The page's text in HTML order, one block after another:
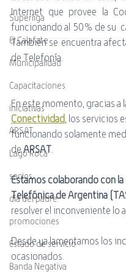
Superliga
El Calafate
Municipalidad
Capacitaciones
iniciativas
ARSAT
Lago Roca
socios
día del padre
promociones
Estado de servicio
Banda Negativa
Internet que provee la
funcionando al 50% de su
También se encuentra
de Telefonía.
En este momento, gracias a
Conectividad , los servicios
funcionando solamente
de ARSAT
Estamos colaborando con
Telefónica de Argentina
resolver el inconveniente lo
Desde ya lamentamos los
ocasionados.